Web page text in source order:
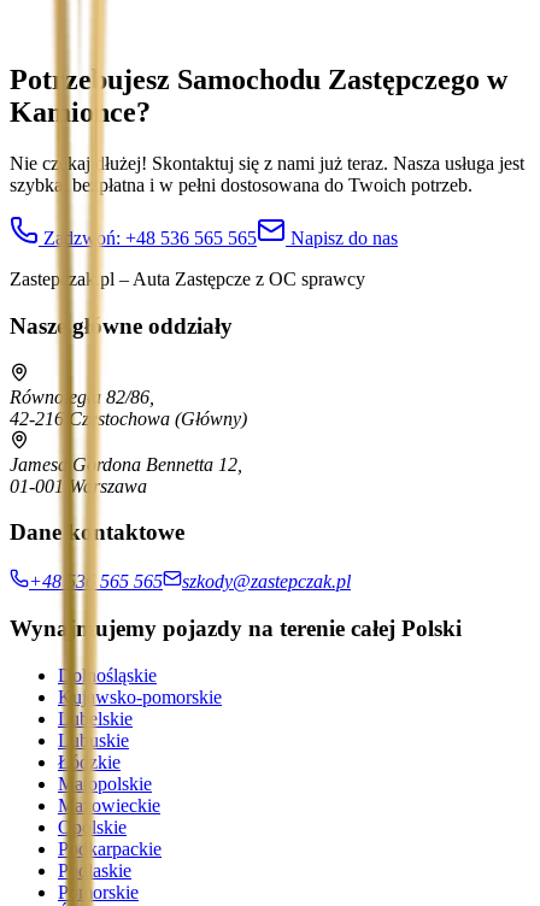
Potrzebujesz Samochodu Zastępczego w
Kamionce?
Nie czekaj dłużej! Skontaktuj się z nami już teraz. Nasza usługa jest
szybka, bezpłatna i w pełni dostosowana do Twoich potrzeb.
Zadzwoń: +48 536 565 565
Napisz do nas
Zastepczak.pl – Auta Zastępcze z OC sprawcy
Nasze główne oddziały
Równoległa 82/86,
42-216 Częstochowa (Główny)
Jamesa Gordona Bennetta 12,
01-001 Warszawa
Dane kontaktowe
+48 536 565 565 szkody@zastepczak.pl
Wynajmujemy pojazdy na terenie całej Polski
Dolnośląskie
Kujawsko-pomorskie
Lubelskie
Lubuskie
Łódzkie
Małopolskie
Mazowieckie
Opolskie
Podkarpackie
Podlaskie
Pomorskie